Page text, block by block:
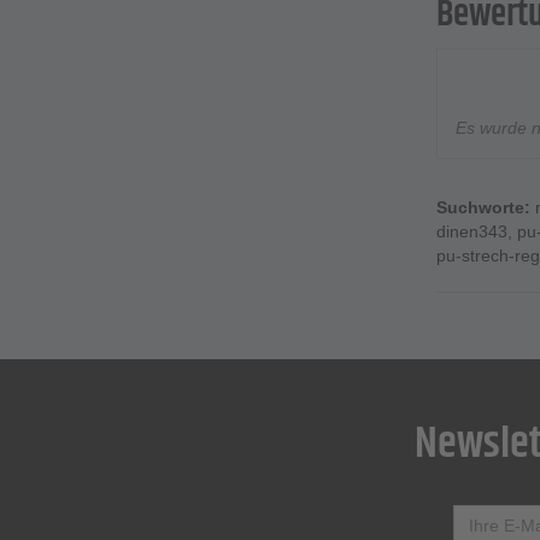
Es wurde
Suchworte:
dinen343
pu-strech-